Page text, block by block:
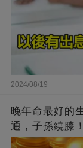
2024/08/19
晚年命最好的
通，子孫繞膝！